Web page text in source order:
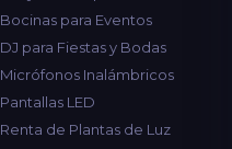
Bocinas para Eventos
DJ para Fiestas y Bodas
Micrófonos Inalámbricos
Pantallas LED
Renta de Plantas de Luz